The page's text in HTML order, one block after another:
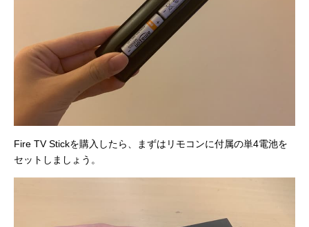
Fire TV Stickを購入したら、まずはリモコンに付属の単4電池を
セットしましょう。